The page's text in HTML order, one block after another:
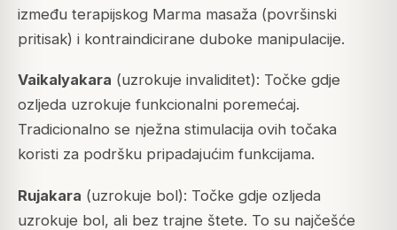
između terapijskog Marma masaža (površinski
pritisak) i kontraindicirane duboke manipulacije.
Vaikalyakara (uzrokuje invaliditet): Točke gdje
ozljeda uzrokuje funkcionalni poremećaj.
Tradicionalno se nježna stimulacija ovih točaka
koristi za podršku pripadajućim funkcijama.
Rujakara (uzrokuje bol): Točke gdje ozljeda
uzrokuje bol, ali bez trajne štete. To su najčešće